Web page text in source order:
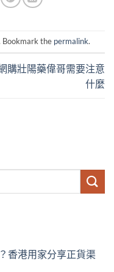
Bookmark the permalink.
購壯陽藥偉哥需要注意
什麼
香港用家分享正貨渠